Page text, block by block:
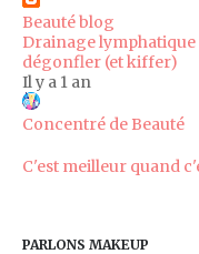
Beauté blog
Drainage lymphatique
dégonfler (et kiffer)
Il y a 1 an
Concentré de Beauté
C'est meilleur quand
PARLONS MAKEUP